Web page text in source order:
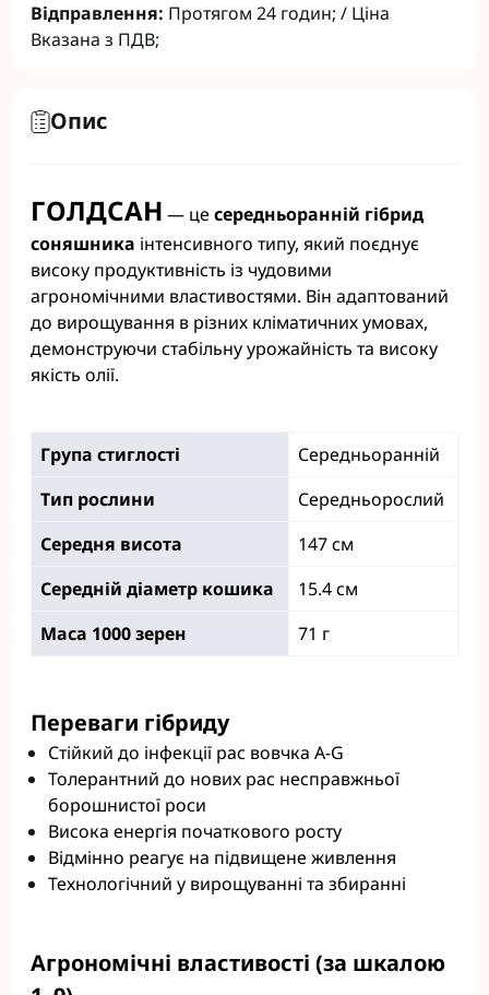
Відправлення: Протягом 24 годин; / Ціна
Вказана з ПДВ;
Опис
ГОЛДСАН — це середньоранній гібрид
соняшника інтенсивного типу, який поєднує
високу продуктивність із чудовими
агрономічними властивостями. Він адаптований
до вирощування в різних кліматичних умовах,
демонструючи стабільну урожайність та високу
якість олії.
Група стиглості
Середньоранній
Тип рослини
Середньорослий
Середня висота
147 см
Середній діаметр кошика
15.4 см
Маса 1000 зерен
71 г
Переваги гібриду
Стійкий до інфекції рас вовчка A-G
Толерантний до нових рас несправжньої
борошнистої роси
Висока енергія початкового росту
Відмінно реагує на підвищене живлення
Технологічний у вирощуванні та збиранні
Агрономічні властивості (за шкалою